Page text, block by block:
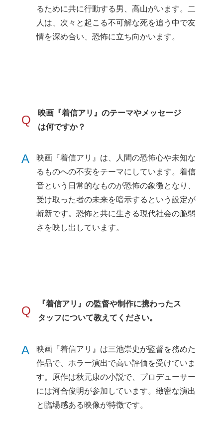
るために共に行動する男、高山がいます。二
人は、次々と起こる不可解な死を追う中で友
情を深め合い、恐怖に立ち向かいます。
Q
映画『着信アリ』のテーマやメッセージ
は何ですか？
A
映画『着信アリ』は、人間の恐怖心や未知な
るものへの不安をテーマにしています。着信
音という日常的なものが恐怖の象徴となり、
受け取った者の未来を暗示するという設定が
斬新です。恐怖と共に生きる現代社会の脆弱
さを映し出しています。
Q
『着信アリ』の監督や制作に携わったス
タッフについて教えてください。
A
映画『着信アリ』は三池崇史が監督を務めた
作品で、ホラー演出で高い評価を受けていま
す。原作は秋元康の小説で、プロデューサー
には河合俊明が参加しています。緻密な演出
と臨場感ある映像が特徴です。